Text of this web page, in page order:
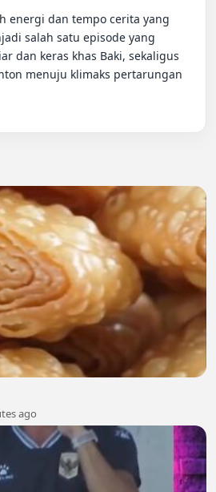
energi dan tempo cerita yang
salah satu episode yang
dan keras khas Baki, sekaligus
menuju klimaks pertarungan
ago